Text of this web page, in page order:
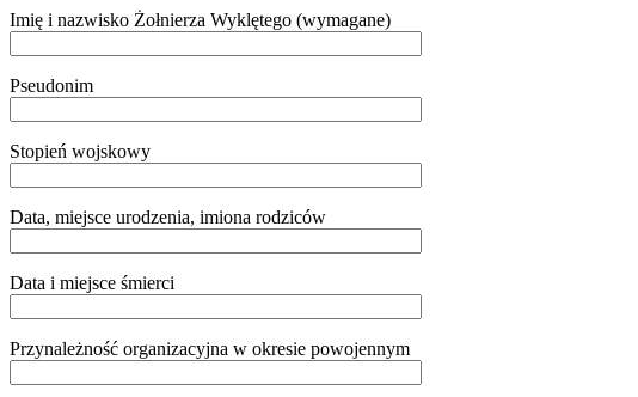
Imię i nazwisko Żołnierza Wyklętego (wymagane)
Pseudonim
Stopień wojskowy
Data, miejsce urodzenia, imiona rodziców
Data i miejsce śmierci
Przynależność organizacyjna w okresie powojennym